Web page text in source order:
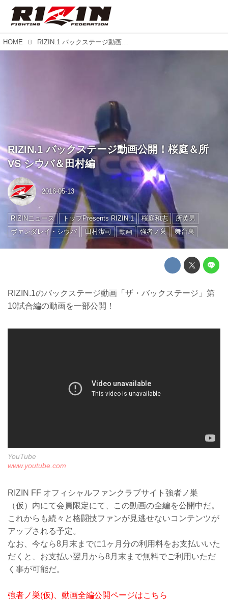
HOME RIZIN.1 バックステージ動画公開！桜庭＆所 VS シウバ＆田村編
RIZIN.1 バックステージ動画公開！桜庭＆所
VS シウバ＆田村編
2016-05-13
RIZINニュース トップPresents RIZIN.1 桜庭和志
所英男
ヴァンダレイ・シウバ
田村潔司 動画 強者ノ巣 舞台裏
RIZIN.1のバックステージ動画「ザ・バックステージ」第
10試合編の動画を一部公開！
YouTube
www.youtube.com
RIZIN FF オフィシャルファンクラブサイト強者ノ巣
（仮）内にて会員限定にて、この動画の全編を公開中だ。
これからも続々と格闘技ファンが見逃せないコンテンツが
アップされる予定。
なお、今なら8月末までに1ヶ月分の利用料をお支払いいた
だくと、お支払い翌月から8月末まで無料でご利用いただ
く事が可能だ。
強者ノ巣(仮)、動画全編公開ページはこちら